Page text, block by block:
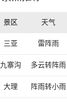
景区 天气
三亚 雷阵雨
九寨沟 多云转阵雨
大理 阵雨转小雨